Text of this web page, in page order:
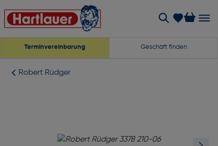
Terminvereinbarung Geschäft finden
Robert Rüdger